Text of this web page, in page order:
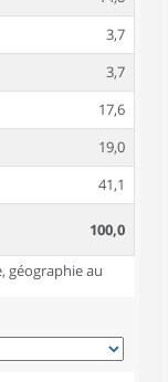
3,7
3,7
17,6
19,0
41,1
100,0
géographie au